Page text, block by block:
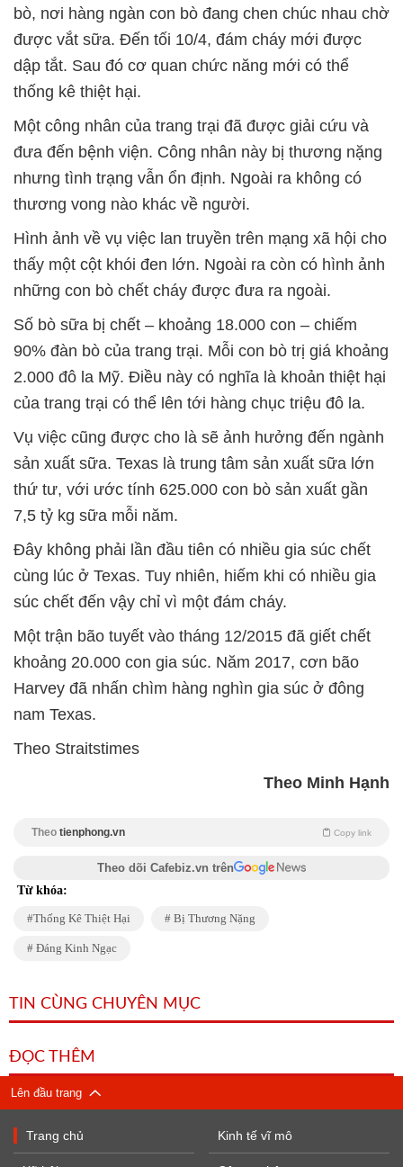
bò, nơi hàng ngàn con bò đang chen chúc nhau chờ
được vắt sữa. Đến tối 10/4, đám cháy mới được
dập tắt. Sau đó cơ quan chức năng mới có thể
thống kê thiệt hại.
Một công nhân của trang trại đã được giải cứu và
đưa đến bệnh viện. Công nhân này bị thương nặng
nhưng tình trạng vẫn ổn định. Ngoài ra không có
thương vong nào khác về người.
Hình ảnh về vụ việc lan truyền trên mạng xã hội cho
thấy một cột khói đen lớn. Ngoài ra còn có hình ảnh
những con bò chết cháy được đưa ra ngoài.
Số bò sữa bị chết – khoảng 18.000 con – chiếm
90% đàn bò của trang trại. Mỗi con bò trị giá khoảng
2.000 đô la Mỹ. Điều này có nghĩa là khoản thiệt hại
của trang trại có thể lên tới hàng chục triệu đô la.
Vụ việc cũng được cho là sẽ ảnh hưởng đến ngành
sản xuất sữa. Texas là trung tâm sản xuất sữa lớn
thứ tư, với ước tính 625.000 con bò sản xuất gần
7,5 tỷ kg sữa mỗi năm.
Đây không phải lần đầu tiên có nhiều gia súc chết
cùng lúc ở Texas. Tuy nhiên, hiếm khi có nhiều gia
súc chết đến vậy chỉ vì một đám cháy.
Một trận bão tuyết vào tháng 12/2015 đã giết chết
khoảng 20.000 con gia súc. Năm 2017, cơn bão
Harvey đã nhấn chìm hàng nghìn gia súc ở đông
nam Texas.
Theo Straitstimes
Theo Minh Hạnh
Theo tienphong.vn Copy link
Theo dõi Cafebiz.vn trên
Từ khóa:
Thống Kê Thiệt Hại Bị Thương Nặng
Đáng Kinh Ngạc
TIN CÙNG CHUYÊN MỤC
ĐỌC THÊM
Lên đầu trang
Trang chủ Kinh tế vĩ mô